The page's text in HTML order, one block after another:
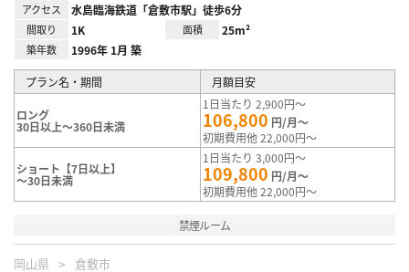
アクセス 水島臨海鉄道「倉敷市駅」徒歩6分
間取り 1K 面積 25m²
築年数 1996年 1月 築
プラン名・期間 月額目安
ロング
30日以上～360日未満
1日当たり 2,900円～
106,800 円/月～
初期費用他 22,000円～
ショート【7日以上】
～30日未満
1日当たり 3,000円～
109,800 円/月～
初期費用他 22,000円～
禁煙ルーム
岡山県 倉敷市